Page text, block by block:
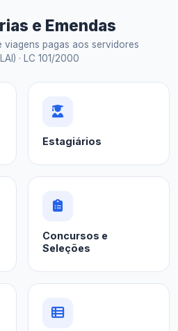
e Emendas
viagens pagas aos servidores
· LC 101/2000
Estagiários
Concursos e
Seleções